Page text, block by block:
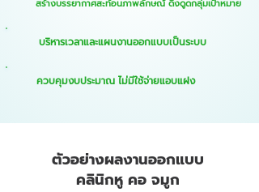
สร้างบรรยากาศสะท้อนภาพลักษณ์ ดึงดูดกลุ่มเป้าหมาย
บริหารเวลาและแผนงานออกแบบเป็นระบบ
ควบคุมงบประมาณ ไม่มีใช้จ่ายแอบแฝง
ตัวอย่างผลงานออกแบบ
คลินิกหู คอ จมูก